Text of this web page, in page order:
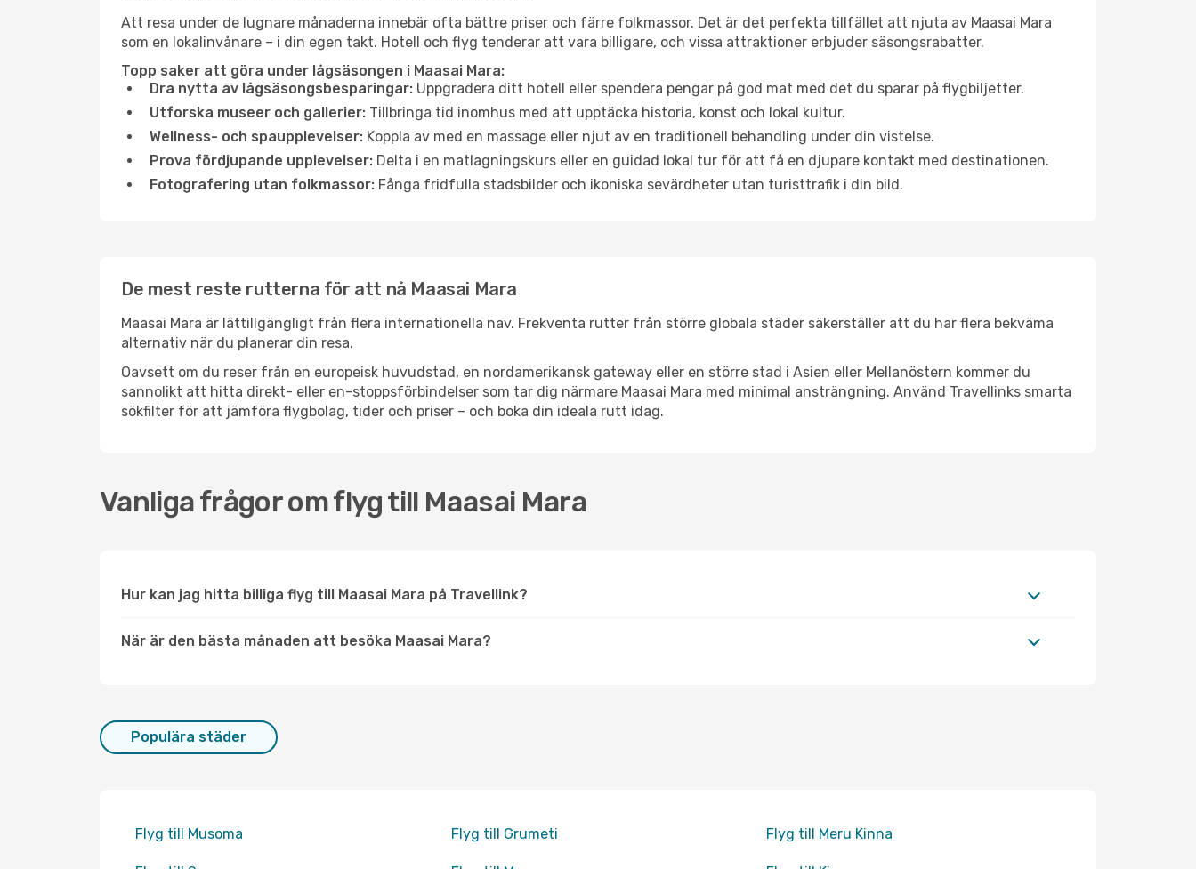
Att resa under de lugnare månaderna innebär ofta bättre priser och färre folkmassor. Det är det perfekta tillfället att njuta av Maasai Mara
som en lokalinvånare – i din egen takt. Hotell och flyg tenderar att vara billigare, och vissa attraktioner erbjuder säsongsrabatter.
Topp saker att göra under lågsäsongen i Maasai Mara:
Dra nytta av lågsäsongsbesparingar: Uppgradera ditt hotell eller spendera pengar på god mat med det du sparar på flygbiljetter.
Utforska museer och gallerier: Tillbringa tid inomhus med att upptäcka historia, konst och lokal kultur.
Wellness- och spaupplevelser: Koppla av med en massage eller njut av en traditionell behandling under din vistelse.
Prova fördjupande upplevelser: Delta i en matlagningskurs eller en guidad lokal tur för att få en djupare kontakt med destinationen.
Fotografering utan folkmassor: Fånga fridfulla stadsbilder och ikoniska sevärdheter utan turisttrafik i din bild.
De mest reste rutterna för att nå Maasai Mara
Maasai Mara är lättillgängligt från flera internationella nav. Frekventa rutter från större globala städer säkerställer att du har flera bekväma
alternativ när du planerar din resa.
Oavsett om du reser från en europeisk huvudstad, en nordamerikansk gateway eller en större stad i Asien eller Mellanöstern kommer du
sannolikt att hitta direkt- eller en-stoppsförbindelser som tar dig närmare Maasai Mara med minimal ansträngning. Använd Travellinks smarta
sökfilter för att jämföra flygbolag, tider och priser – och boka din ideala rutt idag.
Vanliga frågor om flyg till Maasai Mara
Hur kan jag hitta billiga flyg till Maasai Mara på Travellink?
När är den bästa månaden att besöka Maasai Mara?
Populära städer
Flyg till Musoma Flyg till Grumeti Flyg till Meru Kinna